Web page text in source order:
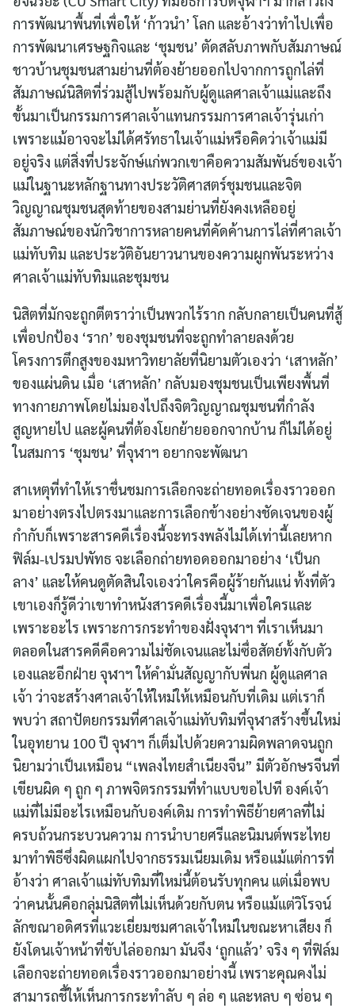
for:
การพัฒนาพื้นที่เพื่อให้ ‘ก้าวนำ’ โลก และอ้างว่าทำไปเพื่อ
การพัฒนาเศรษฐกิจและ ‘ชุมชน’ ตัดสลับภาพกับสัมภาษณ์
ชาวบ้านชุมชนสามย่านที่ต้องย้ายออกไปจากการถูกไล่ที่
สัมภาษณ์นิสิตที่ร่วมสู้ไปพร้อมกับผู้ดูแลศาลเจ้าแม่และถึง
ขั้นมาเป็นกรรมการศาลเจ้าแทนกรรมการศาลเจ้ารุ่นเก่า
เพราะแม้อาจจะไม่ได้ศรัทธาในเจ้าแม่หรือคิดว่าเจ้าแม่มี
อยู่จริง แต่สิ่งที่ประจักษ์แก่พวกเขาคือความสัมพันธ์ของเจ้า
แม่ในฐานะหลักฐานทางประวัติศาสตร์ชุมชนและจิต
วิญญาณชุมชนสุดท้ายของสามย่านที่ยังคงเหลืออยู่
สัมภาษณ์ของนักวิชาการหลายคนที่คัดค้านการไล่ที่ศาลเจ้า
แม่ทับทิม และประวัติอันยาวนานของความผูกพันระหว่าง
ศาลเจ้าแม่ทับทิมและชุมชน
นิสิตที่มักจะถูกตีตราว่าเป็นพวกไร้ราก กลับกลายเป็นคนที่สู้
เพื่อปกป้อง ‘ราก’ ของชุมชนที่จะถูกทำลายลงด้วย
โครงการตึกสูงของมหาวิทยาลัยที่นิยามตัวเองว่า ‘เสาหลัก’
ของแผ่นดิน เมื่อ ‘เสาหลัก’ กลับมองชุมชนเป็นเพียงพื้นที่
ทางกายภาพโดยไม่มองไปถึงจิตวิญญาณชุมชนที่กำลัง
สูญหายไป และผู้คนที่ต้องโยกย้ายออกจากบ้าน ก็ไม่ได้อยู่
ในสมการ ‘ชุมชน’ ที่จุฬาฯ อยากจะพัฒนา
สาเหตุที่ทำให้เราชื่นชมการเลือกจะถ่ายทอดเรื่องราวออก
มาอย่างตรงไปตรงมาและการเลือกข้างอย่างชัดเจนของผู้
กำกับก็เพราะสารคดีเรื่องนี้จะทรงพลังไม่ได้เท่านี้เลยหาก
ฟิล์ม-เปรมปพัทธ จะเลือกถ่ายทอดออกมาอย่าง ‘เป็นก
ลาง’ และให้คนดูตัดสินใจเองว่าใครคือผู้ร้ายกันแน่ ทั้งที่ตัว
เขาเองก็รู้ดีว่าเขาทำหนังสารคดีเรื่องนี้มาเพื่อใครและ
เพราะอะไร เพราะการกระทำของฝั่งจุฬาฯ ที่เราเห็นมา
ตลอดในสารคดีคือความไม่ชัดเจนและไม่ซื่อสัตย์ทั้งกับตัว
เองและอีกฝ่าย จุฬาฯ ให้คำมั่นสัญญากับพี่นก ผู้ดูแลศาล
เจ้า ว่าจะสร้างศาลเจ้าให้ใหม่ให้เหมือนกับที่เดิม แต่เราก็
พบว่า สถาปัตยกรรมที่ศาลเจ้าแม่ทับทิมที่จุฬาสร้างขึ้นใหม่
ในอุทยาน 100 ปี จุฬาฯ ก็เต็มไปด้วยความผิดพลาดจนถูก
นิยามว่าเป็นเหมือน “เพลงไทยสำเนียงจีน” มีตัวอักษรจีนที่
เขียนผิด ๆ ถูก ๆ ภาพจิตรกรรมที่ทำแบบขอไปที องค์เจ้า
แม่ที่ไม่มีอะไรเหมือนกับองค์เดิม การทำพิธีย้ายศาลที่ไม่
ครบถ้วนกระบวนความ การนำบายศรีและนิมนต์พระไทย
มาทำพิธีซึ่งผิดแผกไปจากธรรมเนียมเดิม หรือแม้แต่การที่
อ้างว่า ศาลเจ้าแม่ทับทิมที่ใหม่นี้ต้อนรับทุกคน แต่เมื่อพบ
ว่าคนนั้นคือกลุ่มนิสิตที่ไม่เห็นด้วยกับตน หรือแม้แต่วิโรจน์
ลักขณาอดิศรที่แวะเยี่ยมชมศาลเจ้าใหม่ในขณะหาเสียง ก็
ยังโดนเจ้าหน้าที่ขับไล่ออกมา มันจึง ‘ถูกแล้ว’ จริง ๆ ที่ฟิล์ม
เลือกจะถ่ายทอดเรื่องราวออกมาอย่างนี้ เพราะคุณคงไม่
สามารถชี้ให้เห็นการกระทำลับ ๆ ล่อ ๆ และหลบ ๆ ซ่อน ๆ